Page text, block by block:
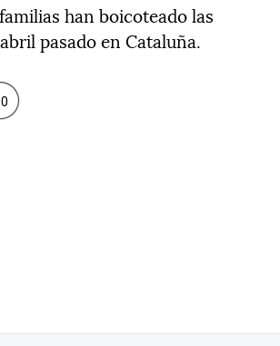
han boicoteado las
pasado en Cataluña.
0